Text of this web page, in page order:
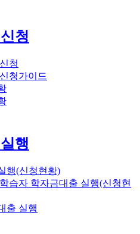
청
청
청가이드
행
행(신청현황)
습자 학자금대출 실행(신청현
출 실행